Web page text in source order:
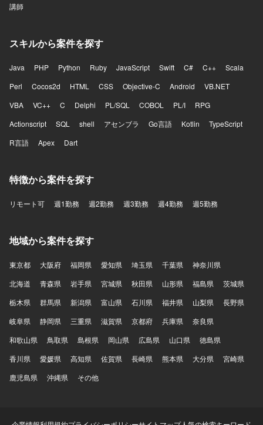
講師
スキルから案件を探す
Java PHP Python Ruby JavaScript Swift C# C++
Scala
Perl
Cocos2d HTML CSS Objective-C Android
VB.NET
VBA
VC++ C Delphi PL/SQL COBOL PL/I
RPG
Actionscript
SQL shell アセンブラ Go言語 Kotlin
TypeScript
R言語
Apex Dart
特徴から案件を探す
リモート可 週1勤務 週2勤務 週3勤務 週4勤務 週5勤務
地域から案件を探す
東京都 大阪府 福岡県 愛知県 埼玉県 千葉県
神奈川県
北海道
青森県 岩手県 宮城県 秋田県 山形県 福島県
茨城県
栃木県
群馬県 新潟県 富山県 石川県 福井県 山梨県
長野県
岐阜県
静岡県 三重県 滋賀県 京都府 兵庫県
奈良県
和歌山県
鳥取県 島根県 岡山県 広島県 山口県
徳島県
香川県
愛媛県 高知県 佐賀県 長崎県 熊本県 大分県
宮崎県
鹿児島県
沖縄県 その他